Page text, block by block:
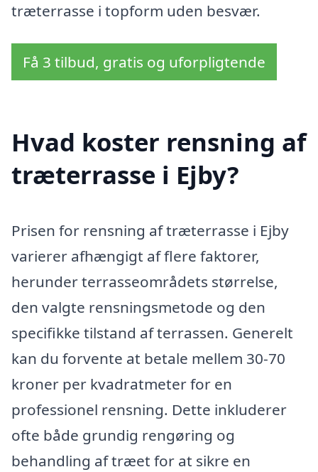
træterrasse i topform uden besvær.
Få 3 tilbud, gratis og uforpligtende
Hvad koster rensning af
træterrasse i Ejby?
Prisen for rensning af træterrasse i Ejby
varierer afhængigt af flere faktorer,
herunder terrasseområdets størrelse,
den valgte rensningsmetode og den
specifikke tilstand af terrassen. Generelt
kan du forvente at betale mellem 30-70
kroner per kvadratmeter for en
professionel rensning. Dette inkluderer
ofte både grundig rengøring og
behandling af træet for at sikre en